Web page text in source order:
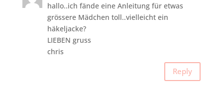
hallo..ich fände eine Anleitung für etwas
grössere Mädchen toll..vielleicht ein
häkeljacke?
LIEBEN gruss
chris
Reply